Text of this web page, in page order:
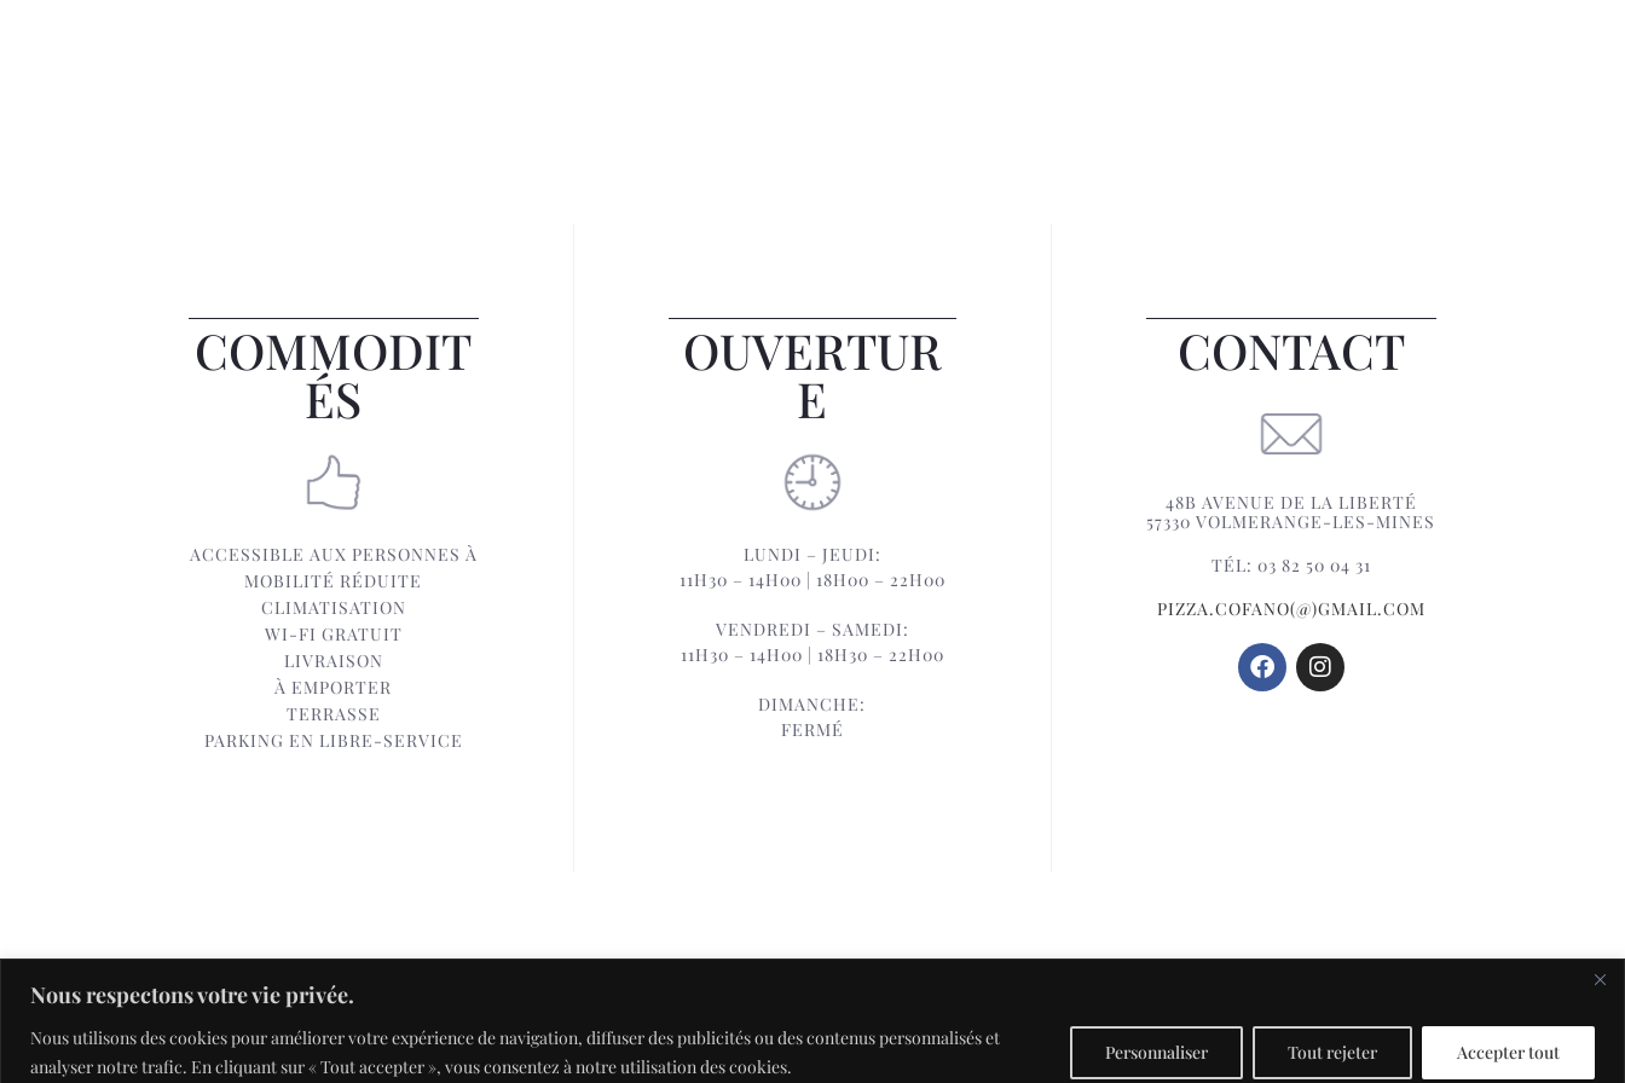
Nous respectons votre vie privée.
Nous utilisons des cookies pour améliorer votre expérience de navigation, diffuser des publicités ou des contenus personnalisés et
analyser notre trafic. En cliquant sur « Tout accepter », vous consentez à notre utilisation des cookies.
Personnaliser Tout rejeter Accepter tout
COMMODIT
ÉS
ACCESSIBLE AUX PERSONNES À
MOBILITÉ RÉDUITE
CLIMATISATION
WI-FI GRATUIT
LIVRAISON
À EMPORTER
TERRASSE
PARKING EN LIBRE-SERVICE
OUVERTUR
E
LUNDI – JEUDI:
11H30 – 14H00 | 18H00 – 22H00
VENDREDI – SAMEDI:
11H30 – 14H00 | 18H30 – 22H00
DIMANCHE:
FERMÉ
CONTACT
48B AVENUE DE LA LIBERTÉ
57330 VOLMERANGE-LES-MINES
TÉL: 03 82 50 04 31
PIZZA.COFANO(@)GMAIL.COM
© Copyright - COFANO PIZZA - Design and hosting byMarkeasy Communication Mentions légales